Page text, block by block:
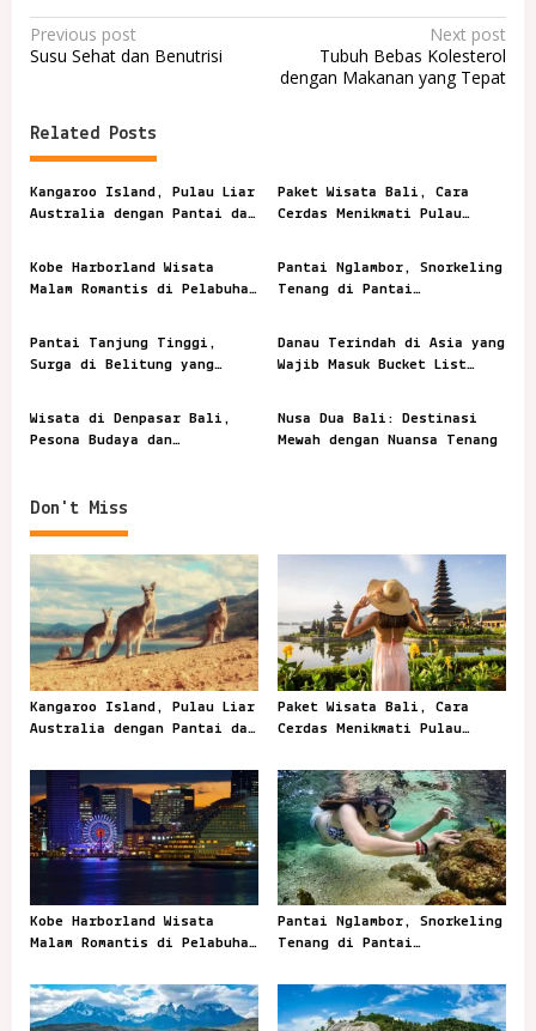
P
o
t
n
a
i
a
t
i
o
Previous post
Susu Sehat dan Benutrisi
Next post
Tubuh Bebas Kolesterol
dengan Makanan yang Tepat
Related Posts
Kangaroo Island, Pulau Liar
Australia dengan Pantai dan
Paket Wisata Bali, Cara
Cerdas Menikmati Pulau
Kobe Harborland Wisata
Malam Romantis di Pelabuhan
Pantai Nglambor, Snorkeling
Tenang di Pantai
Pantai Tanjung Tinggi,
Surga di Belitung yang
Danau Terindah di Asia yang
Wajib Masuk Bucket List
Wisata di Denpasar Bali,
Pesona Budaya dan
Nusa Dua Bali: Destinasi
Mewah dengan Nuansa Tenang
Don't Miss
Kangaroo Island, Pulau Liar
Australia dengan Pantai dan
Paket Wisata Bali, Cara
Cerdas Menikmati Pulau
Kobe Harborland Wisata
Malam Romantis di Pelabuhan
Pantai Nglambor, Snorkeling
Tenang di Pantai